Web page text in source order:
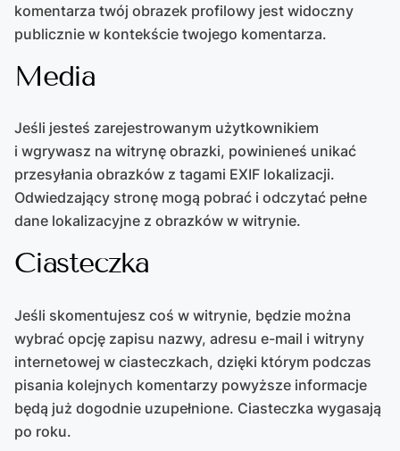
komentarza twój obrazek profilowy jest widoczny
publicznie w kontekście twojego komentarza.
Media
Jeśli jesteś zarejestrowanym użytkownikiem
i wgrywasz na witrynę obrazki, powinieneś unikać
przesyłania obrazków z tagami EXIF lokalizacji.
Odwiedzający stronę mogą pobrać i odczytać pełne
dane lokalizacyjne z obrazków w witrynie.
Ciasteczka
Jeśli skomentujesz coś w witrynie, będzie można
wybrać opcję zapisu nazwy, adresu e-mail i witryny
internetowej w ciasteczkach, dzięki którym podczas
pisania kolejnych komentarzy powyższe informacje
będą już dogodnie uzupełnione. Ciasteczka wygasają
po roku.